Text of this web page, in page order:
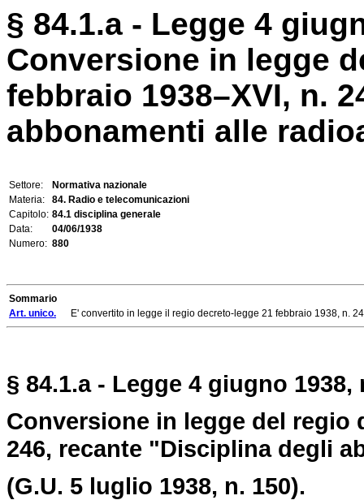
§ 84.1.a - Legge 4
Conversione in legge
febbraio 1938–XVI, n.
abbonamenti alle
Settore:
Normativa nazionale
Materia:
84. Radio e telecomunicazioni
Capitolo: 84.1 disciplina generale
Data:
04/06/1938
Numero: 880
Sommario
Art. unico. E' convertito in legge il regio decreto-legge 21 febbraio 1938, n.
§ 84.1.a - Legge 4 giugno 1938,
Conversione in legge del regio
246, recante "Disciplina degli
(G.U. 5 luglio 1938, n. 150).